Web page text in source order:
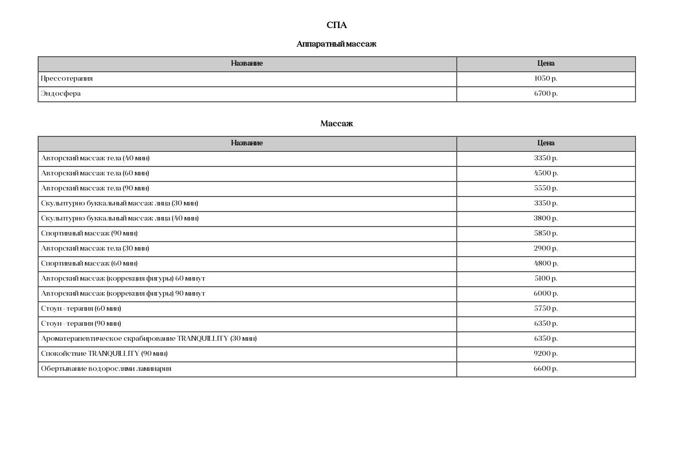
СПА
Аппаратный массаж
Название
Цена
Прессотерапия
1050 р.
Эндосфера
6700 р.
Массаж
Название
Цена
Авторский массаж тела (40 мин)
3350 р.
Авторский массаж тела (60 мин)
4500 р.
Авторский массаж тела (90 мин)
5550 р.
Скульптурно буккальный массаж лица (30 мин)
3350 р.
Скульптурно буккальный массаж лица (40 мин)
3800 р.
Спортивный массаж (90 мин)
5850 р.
Авторский массаж тела (30 мин)
2900 р.
Спортивный массаж (60 мин)
4800 р.
Авторский массаж (коррекция фигуры) 60 минут
5100 р.
Авторский массаж (коррекция фигуры) 90 минут
6000 р.
Стоун - терапия (60 мин)
5750 р.
Стоун - терапия (90 мин)
6350 р.
Ароматерапевтическое скрабирование TRANQUILLITY (30 мин)
6350 р.
Спокойствие TRANQUILLITY (90 мин)
9200 р.
Обертывание водорослями ламинария
6600 р.